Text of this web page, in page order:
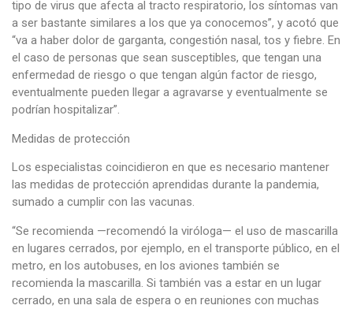
tipo de virus que afecta al tracto respiratorio, los síntomas van
a ser bastante similares a los que ya conocemos”, y acotó que
“va a haber dolor de garganta, congestión nasal, tos y fiebre. En
el caso de personas que sean susceptibles, que tengan una
enfermedad de riesgo o que tengan algún factor de riesgo,
eventualmente pueden llegar a agravarse y eventualmente se
podrían hospitalizar”.
Medidas de protección
Los especialistas coincidieron en que es necesario mantener
las medidas de protección aprendidas durante la pandemia,
sumado a cumplir con las vacunas.
“Se recomienda —recomendó la viróloga— el uso de mascarilla
en lugares cerrados, por ejemplo, en el transporte público, en el
metro, en los autobuses, en los aviones también se
recomienda la mascarilla. Si también vas a estar en un lugar
cerrado, en una sala de espera o en reuniones con muchas